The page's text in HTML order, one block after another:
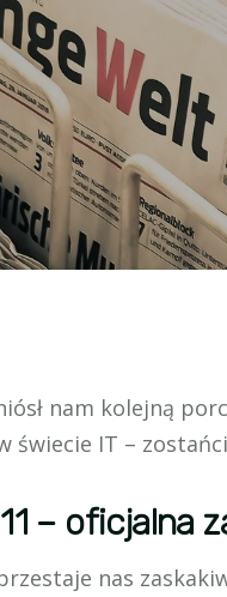
nam kolejną
świecie IT –
– oficjalna
nas